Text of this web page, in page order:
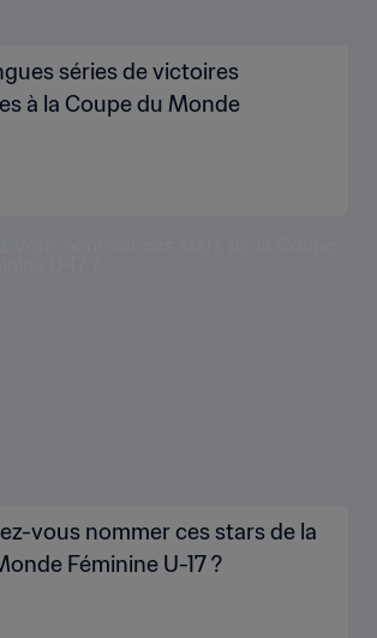
séries de victoires
à la Coupe du Monde
vous nommer ces stars de la
Féminine U-17 ?